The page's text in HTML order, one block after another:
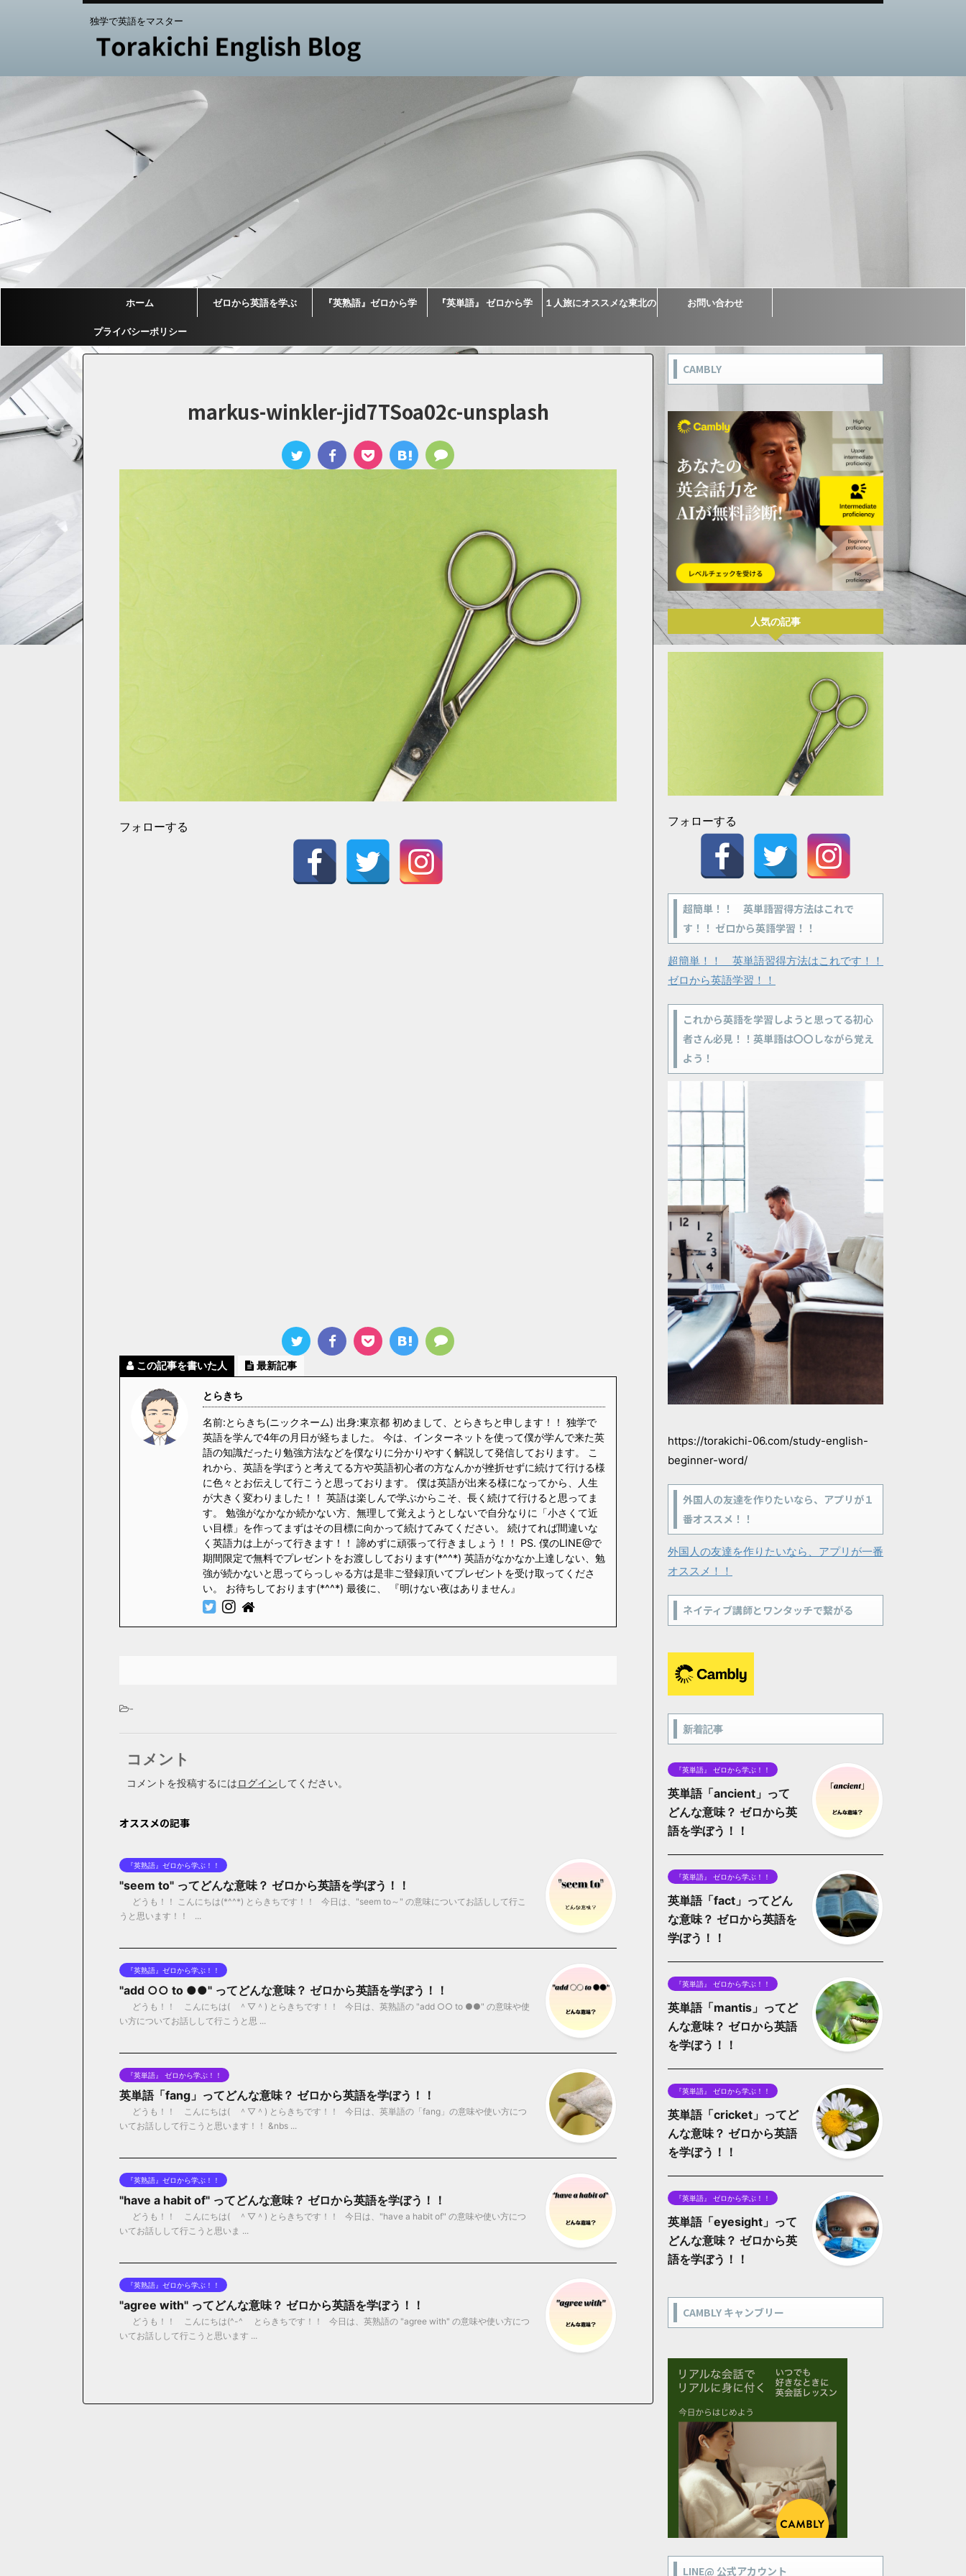
独学で英語をマスター
ホーム ゼロから英語を学ぶ 『英熟語』ゼロから学 『英単語』 ゼロから学 １人旅にオススメな東北の お問い合わせ
プライバシーポリシー
markus-winkler-jid7TSoa02c-unsplash
フォローする
この記事を書いた人 最新記事
とらきち
名前:とらきち(ニックネーム) 出身:東京都 初めまして、とらきちと申します！！ 独学で
英語を学んで4年の月日が経ちました。 今は、インターネットを使って僕が学んで来た英
語の知識だったり勉強方法などを僕なりに分かりやすく解説して発信しております。 こ
れから、英語を学ぼうと考えてる方や英語初心者の方なんかが挫折せずに続けて行ける様
に色々とお伝えして行こうと思っております。 僕は英語が出来る様になってから、人生
が大きく変わりました！！ 英語は楽しんで学ぶからこそ、長く続けて行けると思ってま
す。 勉強がなかなか続かない方、無理して覚えようとしないで自分なりに「小さくて近
い目標」を作ってまずはその目標に向かって続けてみてください。 続けてれば間違いな
く英語力は上がって行きます！！ 諦めずに頑張って行きましょう！！ PS. 僕のLINE@で
期間限定で無料でプレゼントをお渡ししております(*^^*) 英語がなかなか上達しない、勉
強が続かないと思ってらっしゃる方は是非ご登録頂いてプレゼントを受け取ってくださ
い。 お待ちしております(*^^*) 最後に、 『明けない夜はありません』
-
コメント
コメントを投稿するにはログイン してください。
オススメの記事
『英熟語』ゼロから学ぶ！！
"seem to" ってどんな意味？ ゼロから英語を学ぼう！！
どうも！！ こんにちは(*^^*) とらきちです！！ 今日は、"seem to～" の意味についてお話しして行こ
うと思います！！ ...
『英熟語』ゼロから学ぶ！！
"add ○○ to ●●" ってどんな意味？ ゼロから英語を学ぼう！！
どうも！！ こんにちは( ＾▽＾) とらきちです！！ 今日は、英熟語の "add ○○ to ●●" の意味や使
い方についてお話しして行こうと思 ...
『英単語』 ゼロから学ぶ！！
英単語「fang」ってどんな意味？ ゼロから英語を学ぼう！！
どうも！！ こんにちは( ＾▽＾) とらきちです！！ 今日は、英単語の「fang」の意味や使い方につ
いてお話しして行こうと思います！！ &nbs ...
『英熟語』ゼロから学ぶ！！
"have a habit of" ってどんな意味？ ゼロから英語を学ぼう！！
どうも！！ こんにちは( ＾▽＾) とらきちです！！ 今日は、"have a habit of" の意味や使い方につ
いてお話しして行こうと思いま ...
『英熟語』ゼロから学ぶ！！
"agree with" ってどんな意味？ ゼロから英語を学ぼう！！
どうも！！ こんにちは(^-^ゞ とらきちです！！ 今日は、英熟語の "agree with" の意味や使い方につ
いてお話しして行こうと思います ...
CAMBLY
人気の記事
フォローする
超簡単！！ 英単語習得方法はこれで
す！！ ゼロから英語学習！！
超簡単！！ 英単語習得方法はこれです！！
ゼロから英語学習！！
これから英語を学習しようと思ってる初心
者さん必見！！英単語は〇〇しながら覚え
よう！
https://torakichi-06.com/study-english-
beginner-word/
外国人の友達を作りたいなら、アプリが１
番オススメ！！
外国人の友達を作りたいなら、アプリが一番
オススメ！！
ネイティブ講師とワンタッチで繋がる
新着記事
『英単語』 ゼロから学ぶ！！
英単語「ancient」って
どんな意味？ ゼロから英
語を学ぼう！！
『英単語』 ゼロから学ぶ！！
英単語「fact」ってどん
な意味？ ゼロから英語を
学ぼう！！
『英単語』 ゼロから学ぶ！！
英単語「mantis」ってど
んな意味？ ゼロから英語
を学ぼう！！
『英単語』 ゼロから学ぶ！！
英単語「cricket」ってど
んな意味？ ゼロから英語
を学ぼう！！
『英単語』 ゼロから学ぶ！！
英単語「eyesight」って
どんな意味？ ゼロから英
語を学ぼう！！
CAMBLY キャンブリー
LINE@ 公式アカウント